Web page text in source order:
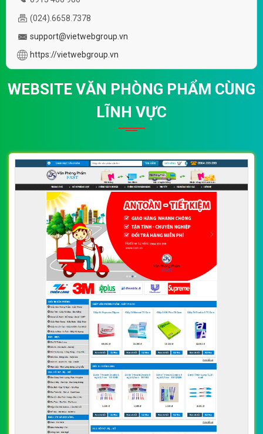
(024).6658.7378
support@vietwebgroup.vn
https://vietwebgroup.vn
WEBSITE VĂN PHÒNG PHẨM CÙNG
LĨNH VỰC